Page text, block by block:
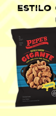
estilo